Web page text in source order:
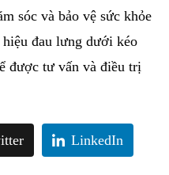
sóc và bảo vệ sức khỏe
đau lưng dưới kéo
được tư vấn và điều trị
LinkedIn